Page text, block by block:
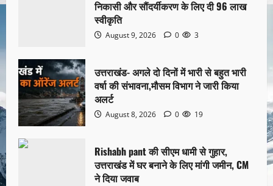
निकासी और सौंदर्यीकरण के लिए दी 96 लाख
स्वीकृति
August 9, 2026 0 3
उत्तराखंड- अगले दो दिनों में भारी से बहुत भारी
वर्षा की संभावना,मौसम विभाग ने जारी किया
अलर्ट
August 8, 2026 0 19
Rishabh pant की सीएम धामी से गुहार,
उत्तराखंड में घर बनाने के लिए मांगी जमीन, CM
ने दिया जवाब